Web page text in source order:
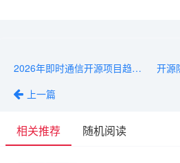
2026年即时通信开源项目趋势：值得关注的5个方向
上一篇
相关推荐 随机阅读